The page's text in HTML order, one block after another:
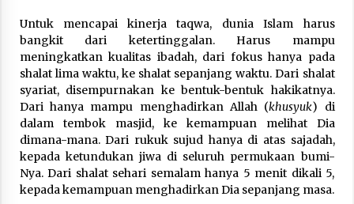
Untuk mencapai kinerja taqwa, dunia Islam harus
bangkit dari ketertinggalan. Harus mampu
meningkatkan kualitas ibadah, dari fokus hanya pada
shalat lima waktu, ke shalat sepanjang waktu. Dari shalat
syariat, disempurnakan ke bentuk-bentuk hakikatnya.
Dari hanya mampu menghadirkan Allah (khusyuk) di
dalam tembok masjid, ke kemampuan melihat Dia
dimana-mana. Dari rukuk sujud hanya di atas sajadah,
kepada ketundukan jiwa di seluruh permukaan bumi-
Nya. Dari shalat sehari semalam hanya 5 menit dikali 5,
kepada kemampuan menghadirkan Dia sepanjang masa.